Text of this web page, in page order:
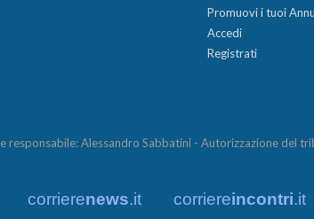
Promuovi i tuoi
Accedi
Registrati
Alessandro Sabbatini - Autorizzazione del
corrierenews.it corriereincontri.it